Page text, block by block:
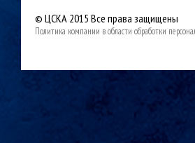
© ЦСКА 2015 Все права защищены
Политика компании в области обработки